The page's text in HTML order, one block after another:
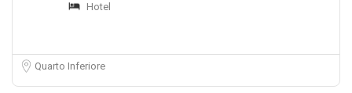
Hotel
Quarto Inferiore